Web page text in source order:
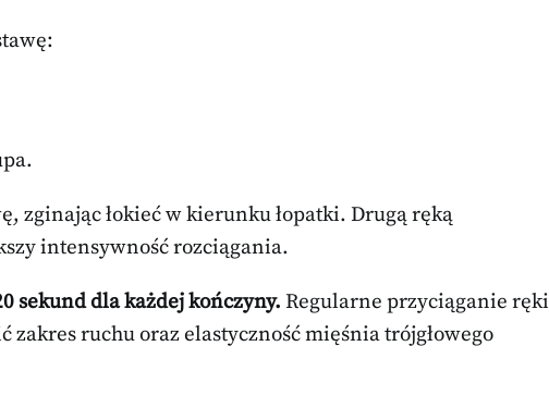
zginając łokieć w kierunku łopatki. Drugą ręką
intensywność rozciągania.
sekund dla każdej kończyny. Regularne przyciąganie ręki
zakres ruchu oraz elastyczność mięśnia trójgłowego